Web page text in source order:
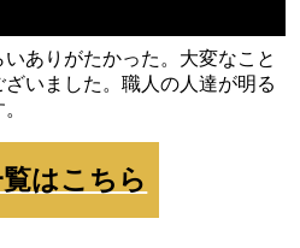
ありがたかった。大変なこと
いました。職人の人達が明る
はこちら